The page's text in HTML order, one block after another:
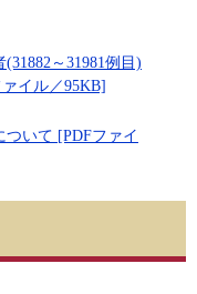
～31981例目)
イル／95KB]
いて [PDFファイ